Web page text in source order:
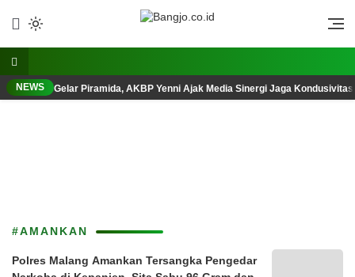
NEWS Gelar Piramida, AKBP Yenni Ajak Media Sinergi Jaga
#AMANKAN
Polres Malang Amankan Tersangka Pengedar